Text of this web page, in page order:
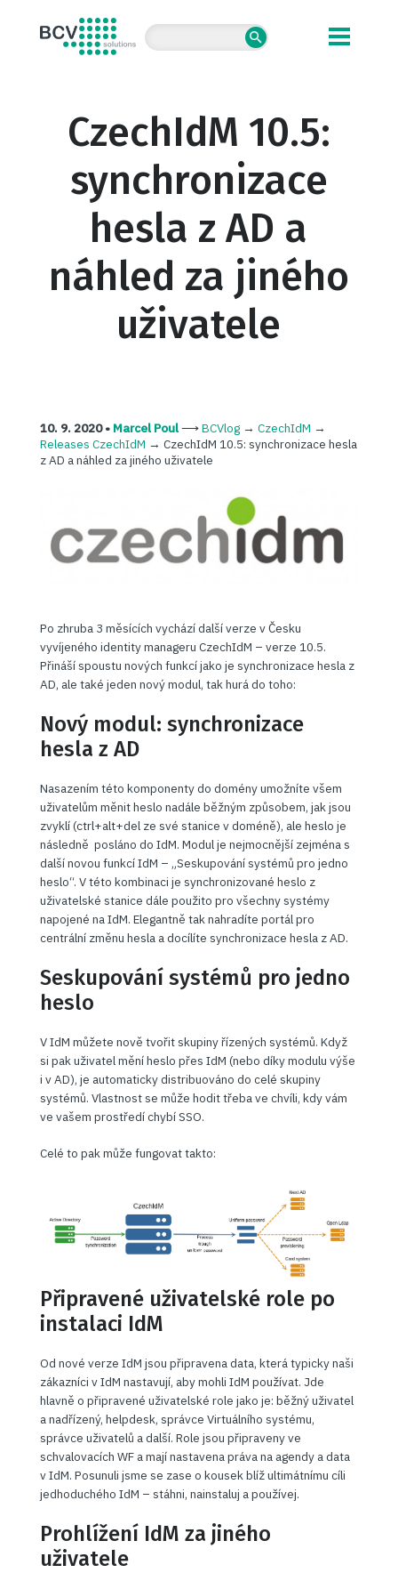
BCV solutions s.r.o.
CzechIdM 10.5:
synchronizace
hesla z AD a
náhled za jiného
uživatele
10. 9. 2020 • Marcel Poul⟶BCVlog→ CzechIdM →
Releases CzechIdM → CzechIdM 10.5: synchronizace hesla
z AD a náhled za jiného uživatele
Po zhruba 3 měsících vychází další verze v Česku
vyvíjeného identity manageru CzechIdM – verze 10.5.
Přináší spoustu nových funkcí jako je synchronizace hesla z
AD, ale také jeden nový modul, tak hurá do toho:
Nový modul: synchronizace
hesla z AD
Nasazením této komponenty do domény umožníte všem
uživatelům měnit heslo nadále běžným způsobem, jak jsou
zvyklí (ctrl+alt+del ze své stanice v doméně), ale heslo je
následně posláno do IdM. Modul je nejmocnější zejména s
další novou funkcí IdM – „Seskupování systémů pro jedno
heslo“. V této kombinaci je synchronizované heslo z
uživatelské stanice dále použito pro všechny systémy
napojené na IdM. Elegantně tak nahradíte portál pro
centrální změnu hesla a docílíte synchronizace hesla z AD.
Seskupování systémů pro jedno
heslo
V IdM můžete nově tvořit skupiny řízených systémů. Když
si pak uživatel mění heslo přes IdM (nebo díky modulu výše
i v AD), je automaticky distribuováno do celé skupiny
systémů. Vlastnost se může hodit třeba ve chvíli, kdy vám
ve vašem prostředí chybí SSO.
Celé to pak může fungovat takto:
Připravené uživatelské role po
instalaci IdM
Od nové verze IdM jsou připravena data, která typicky naši
zákazníci v IdM nastavují, aby mohli IdM používat. Jde
hlavně o připravené uživatelské role jako je: běžný uživatel
a nadřízený, helpdesk, správce Virtuálního systému,
správce uživatelů a další. Role jsou připraveny ve
schvalovacích WF a mají nastavena práva na agendy a data
v IdM. Posunuli jsme se zase o kousek blíž ultimátnímu cíli
jedhoduchého IdM – stáhni, nainstaluj a používej.
Prohlížení IdM za jiného
uživatele